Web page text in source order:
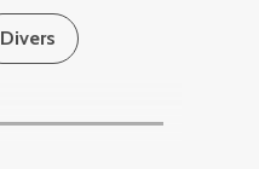
Divers